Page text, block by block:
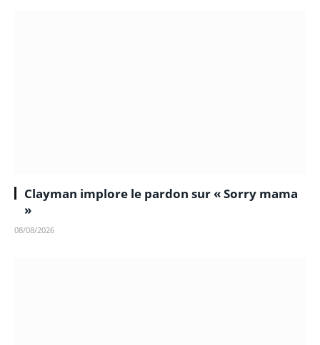
Clayman implore le pardon sur « Sorry mama
»
08/08/2026